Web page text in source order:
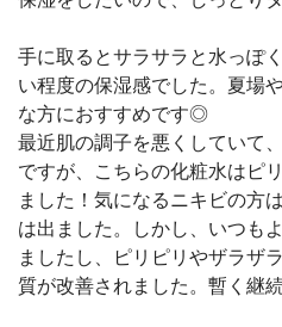
手に取るとサラサラと水っぽ
い程度の保湿感でした。夏場
な方におすすめです◎
最近肌の調子を悪くしていて
ですが、こちらの化粧水はピ
ました！気になるニキビの方
は出ました。しかし、いつも
ましたし、ピリピリやザラザ
質が改善されました。暫く継